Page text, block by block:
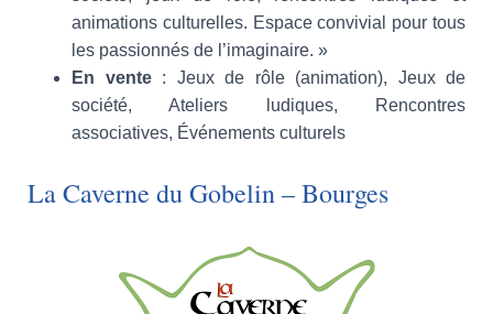
animations culturelles. Espace convivial pour tous
les passionnés de l’imaginaire. »
En vente: Jeux de rôle (animation), Jeux de
société, Ateliers ludiques, Rencontres
associatives, Événements culturels
La Caverne du Gobelin – Bourges